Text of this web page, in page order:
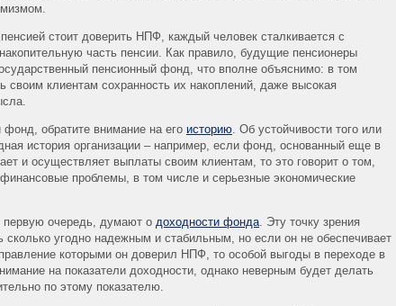
стоит доверить НПФ, каждый человек сталкивается с
часть пенсии. Как правило, будущие пенсионеры
пенсионный фонд, что вполне объяснимо: в том
клиентам сохранность их накоплений, даже высокая
обратите внимание на его историю. Об устойчивости того или
история организации – например, если фонд, основанный еще в
и осуществляет выплаты своим клиентам, то это говорит о том,
проблемы, в том числе и серьезные экономические
очередь, думают о доходности фонда. Эту точку зрения
угодно надежным и стабильным, но если он не обеспечивает
которыми он доверил НПФ, то особой выгоды в переходе в
на показатели доходности, однако неверным будет делать
по этому показателю.